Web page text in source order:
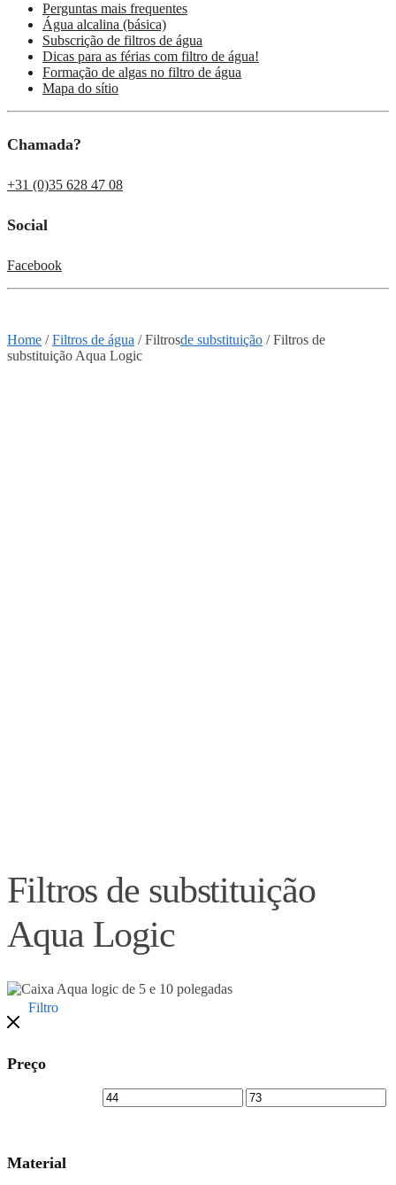
Perguntas mais frequentes
Água alcalina (básica)
Subscrição de filtros de água
Dicas para as férias com filtro de água!
Formação de algas no filtro de água
Mapa do sítio
Chamada?
+31 (0)35 628 47 08
Social
Facebook
Home /Filtros de água /Filtrosde substituição /Filtros de
substituição Aqua Logic
Filtros de substituição
Aqua Logic
Filtro
Preço
Material